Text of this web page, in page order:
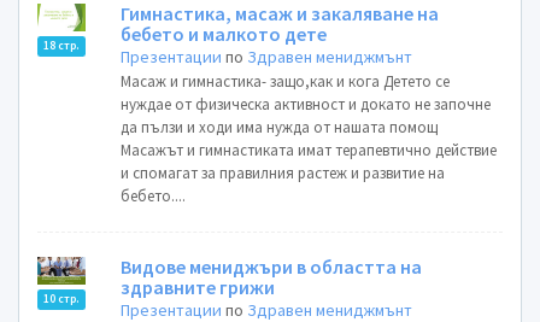
18 стр.
Гимнастика, масаж и закаляване на
бебето и малкото дете
Презентации по Здравен мениджмънт
Масаж и гимнастика- защо,как и кога Детето се
нуждае от физическа активност и докато не започне
да пълзи и ходи има нужда от нашата помощ
Масажът и гимнастиката имат терапевтично действие
и спомагат за правилния растеж и развитие на
бебето....
10 стр.
Видове мениджъри в областта на
здравните грижи
Презентации по Здравен мениджмънт